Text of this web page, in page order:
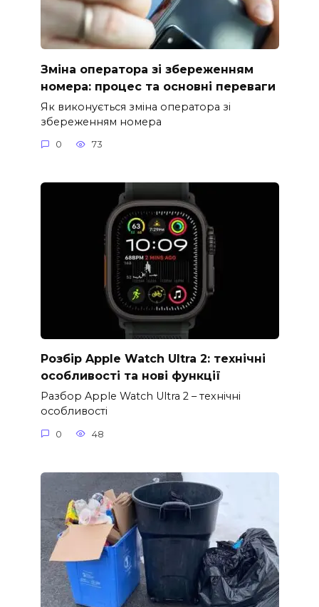
Зміна оператора зі збереженням
номера: процес та основні переваги
Як виконується зміна оператора зі
збереженням номера
0 73
Розбір Apple Watch Ultra 2: технічні
особливості та нові функції
Разбор Apple Watch Ultra 2 – технічні
особливості
0 48